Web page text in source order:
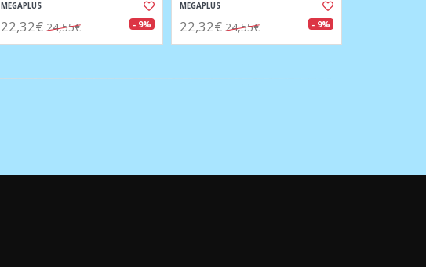
MEGAPLUS
22,32€ 24,55€ - 9%
MEGAPLUS
22,32€ 24,55€ - 9%